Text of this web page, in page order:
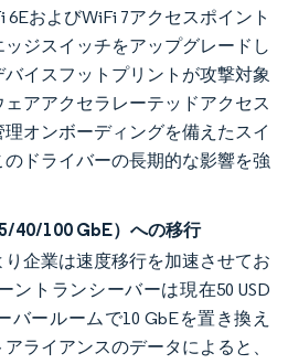
およびWiFi 7アクセスポイント
ジスイッチをアップグレードし
イスフットプリントが攻撃対象
アアクセラレーテッドアクセス
オンボーディングを備えたスイ
ドライバーの長期的な影響を強
40/100 GbE）への移行
企業は速度移行を加速させてお
ントランシーバーは現在50 USD
ールームで10 GbEを置き換え
ライアンスのデータによると、